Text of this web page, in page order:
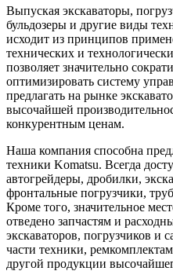
Выпуская экскаваторы,
бульдозеры и другие виды
исходит из принципов
технических и
позволяет значительно
оптимизировать систему
предлагать на рынке
высочайшей
конкурентным ценам.
Наша компания способна
техники Komatsu. Всегда
автогрейдеры, дробилки,
фронтальные погрузчики,
Кроме того, значительное
отведено запчастям и
экскаваторов, погрузчиков и
части техники,
другой продукции